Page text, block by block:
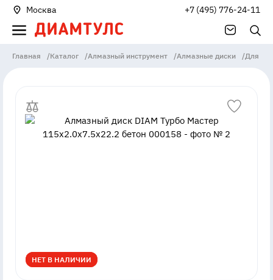
Москва +7 (495) 776-24-11
Главная /Каталог /Алмазный инструмент /Алмазные диски /Для
НЕТ В НАЛИЧИИ
НЕТ В НАЛИЧИИ